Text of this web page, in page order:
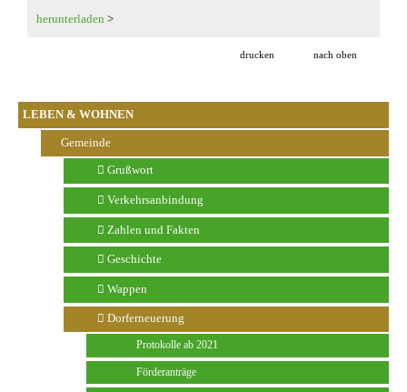
LEBEN & WOHNEN
Gemeinde
Grußwort
Verkehrsanbindung
Zahlen und Fakten
Geschichte
Wappen
Dorferneuerung
Protokolle ab 2021
Förderanträge
herunterladen >
drucken nach oben